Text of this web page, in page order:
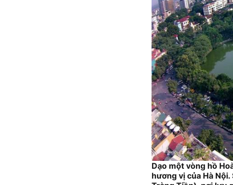
Dạo một vòng hồ
hương vị của Hà